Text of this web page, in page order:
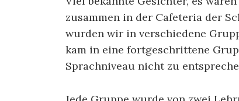
zusammen in der Cafeteria der
wurden wir in verschiedene
kam in eine fortgeschrittene
Sprachniveau nicht zu